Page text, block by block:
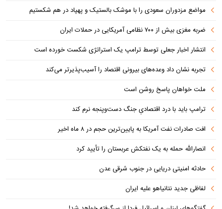
مواضع مزدوران سعودی را با موشک بالستیک و پهپاد در هم شکستیم
ضربه مغزی بیش از ۷۰۰ نظامی آمریکایی در حملات ایران
انتشار اخبار جعلی توسط ترامپ یک استراتژی شکست خورده است
تجربه نشان داد وعده‌های بیرونی اقتصاد را آسیب‌پذیرتر می‌کند
ملت خواهان پاسخ روشن است
ترامپ باید با درد اقتصادیِ جنگ دست‌و‌پنجه نرم کند
افت صادرات نفت آمریکا به پایین‌ترین حجم در ۸ ماه اخیر
انصارالله حمله به یک نفتکش عربستان را تأیید کرد
حادثه امنیتی دریایی در جنوب شرقی عدن
لفاظی جدید نتانیاهو علیه ایران